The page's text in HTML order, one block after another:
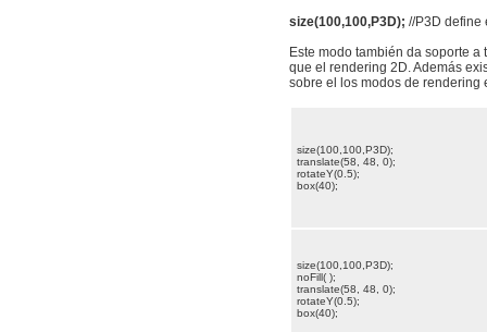
size(100,100,P3D); //P3D define
Este modo también da soporte
que el rendering 2D. Además
sobre el los modos de rendering
size(100,100,P3D);
translate(58, 48, 0);
rotateY(0.5);
box(40);
size(100,100,P3D);
noFill( );
translate(58, 48, 0);
rotateY(0.5);
box(40);